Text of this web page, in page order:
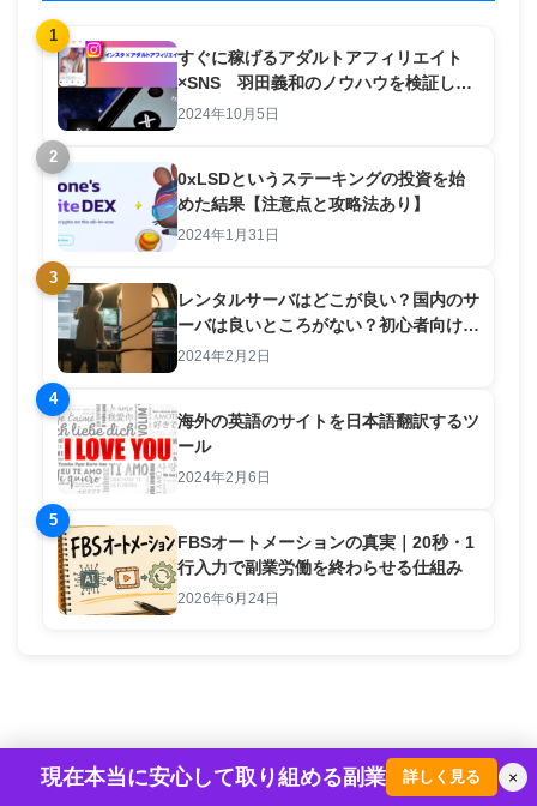
1
すぐに稼げるアダルトアフィリエイト
×SNS 羽田義和のノウハウを検証して
みた。
2024年10月5日
2
0xLSDというステーキングの投資を始
めた結果【注意点と攻略法あり】
2024年1月31日
3
レンタルサーバはどこが良い？国内のサ
ーバは良いところがない？初心者向けの
選び方
2024年2月2日
4
海外の英語のサイトを日本語翻訳するツ
ール
2024年2月6日
5
FBSオートメーションの真実｜20秒・1
行入力で副業労働を終わらせる仕組み
2026年6月24日
×
現在本当に安心して取り組める副業 詳しく見る